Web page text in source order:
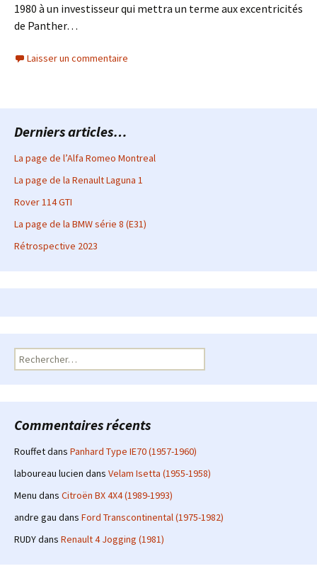
1980 à un investisseur qui mettra un terme aux excentricités
de Panther…
Laisser un commentaire
Derniers articles…
La page de l’Alfa Romeo Montreal
La page de la Renault Laguna 1
Rover 114 GTI
La page de la BMW série 8 (E31)
Rétrospective 2023
Rechercher :
Commentaires récents
Rouffetdans Panhard Type IE70 (1957-1960)
laboureau lucien dans Velam Isetta (1955-1958)
Menu dans Citroën BX 4X4 (1989-1993)
andre gau dans Ford Transcontinental (1975-1982)
RUDYdans Renault 4 Jogging (1981)